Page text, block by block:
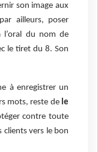
son image aux
ailleurs, poser
l’oral du nom de
le tiret du 8. Son
à enregistrer un
mots, reste de le
contre toute
clients vers le bon